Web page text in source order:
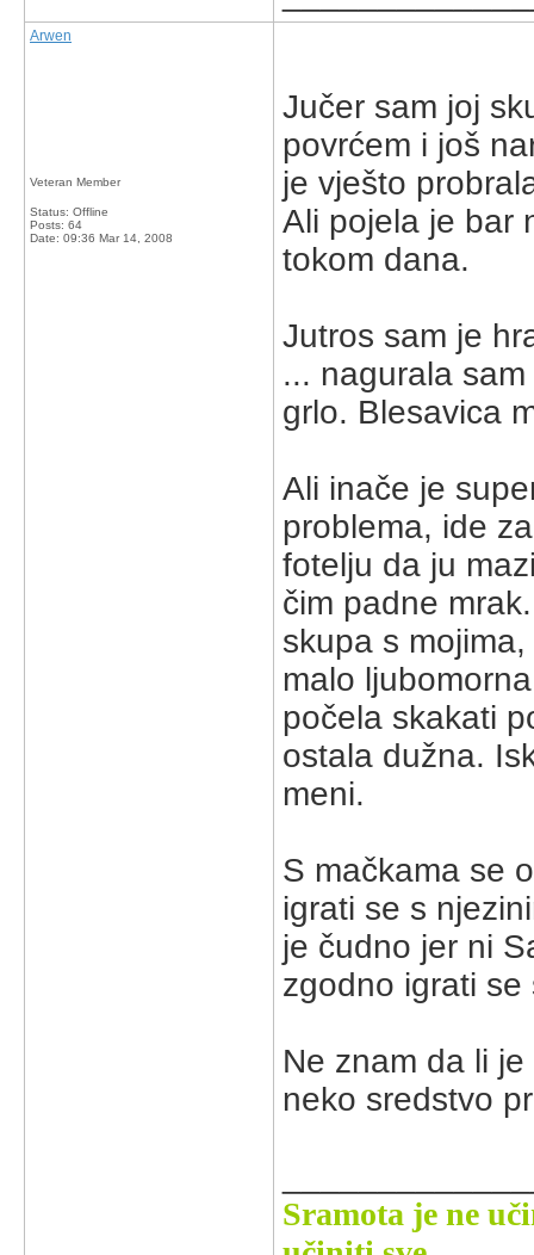
Arwen
Veteran Member
Status: Offline
Posts: 64
Date: 09:36 Mar 14, 2008
Jučer sam joj
povrćem i još
je vješto
Ali pojela je bar
tokom dana.
Jutros sam je
... nagurala
grlo. Blesavica
Ali inače je
problema, ide
fotelju da ju
čim padne
skupa s
malo
počela skakati
ostala dužna.
meni.
S mačkama se
igrati se s
je čudno jer ni
zgodno igrati
Ne znam da li
neko sredstvo
Sramota je ne